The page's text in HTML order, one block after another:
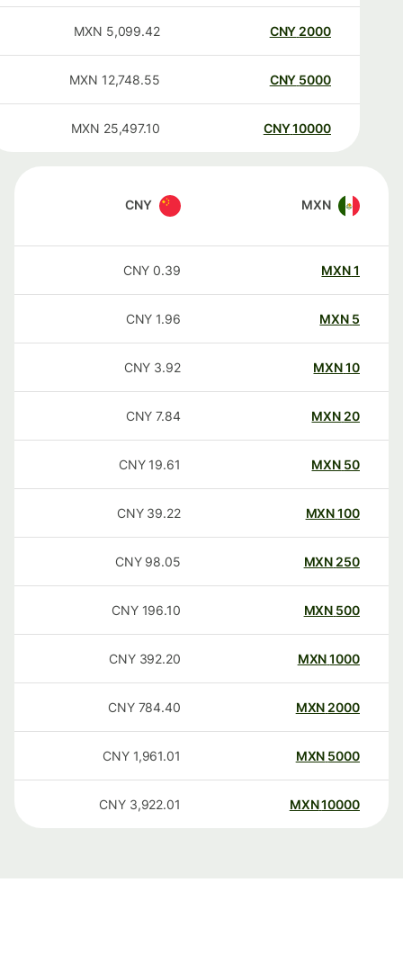
2000
CNY
5,099.42
MXN
5000
CNY
12,748.55
MXN
10000
CNY
25,497.10
MXN
MXN
CNY
MXN
0.39
CNY
MXN
1.96
CNY
MXN
3.92
CNY
20
MXN
7.84
CNY
50
MXN
19.61
CNY
100
MXN
39.22
CNY
250
MXN
98.05
CNY
500
MXN
196.10
CNY
1000
MXN
392.20
CNY
2000
MXN
784.40
CNY
5000
MXN
1,961.01
CNY
10000
MXN
3,922.01
CNY